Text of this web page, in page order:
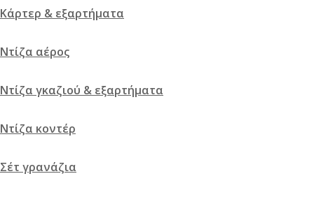
Κάρτερ & εξαρτήματα
Ντίζα αέρος
Ντίζα γκαζιού & εξαρτήματα
Ντίζα κοντέρ
Σέτ γρανάζια